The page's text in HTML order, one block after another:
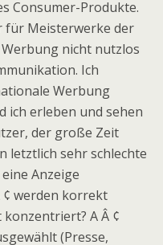
Consumer-Produkte.
für Meisterwerke der
nicht nutzlos
Ich
Werbung
ich erleben und sehen
der große Zeit
letztlich sehr schlechte
Anzeige
¢ werden korrekt
A Â ¢
(Presse,